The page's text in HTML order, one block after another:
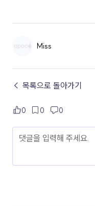
Miss
← 목록으로 돌아가기
0 0 0